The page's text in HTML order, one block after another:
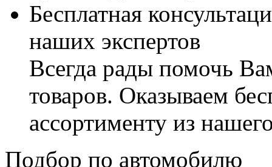
Бесплатная
наших экспертов
Всегда рады помочь
товаров. Оказываем
ассортименту из
Подбор по автомобилю